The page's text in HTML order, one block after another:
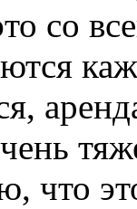
со
что